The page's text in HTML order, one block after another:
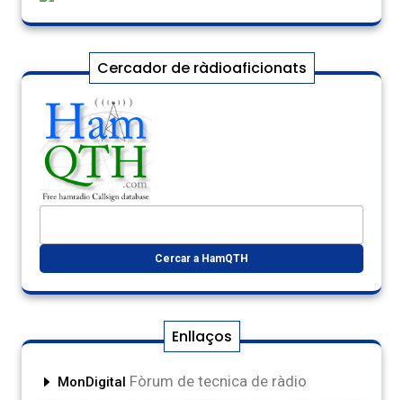
Cercador de ràdioaficionats
Enllaços
MonDigital Fòrum de tecnica de ràdio